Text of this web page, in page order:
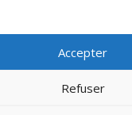
Accepter
Refuser
Tous droits réservés